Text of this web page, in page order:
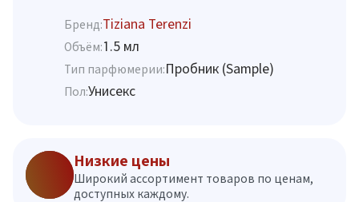
Бренд:Tiziana Terenzi
Объём:1.5 мл
Тип парфюмерии:Пробник (Sample)
Пол:Унисекс
Низкие цены
Широкий ассортимент товаров по ценам,
доступных каждому.